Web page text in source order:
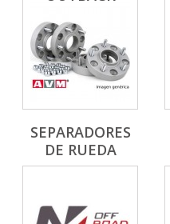
SEPARADORES
DE RUEDA